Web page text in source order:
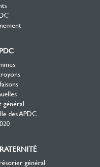
général
des APDC
général